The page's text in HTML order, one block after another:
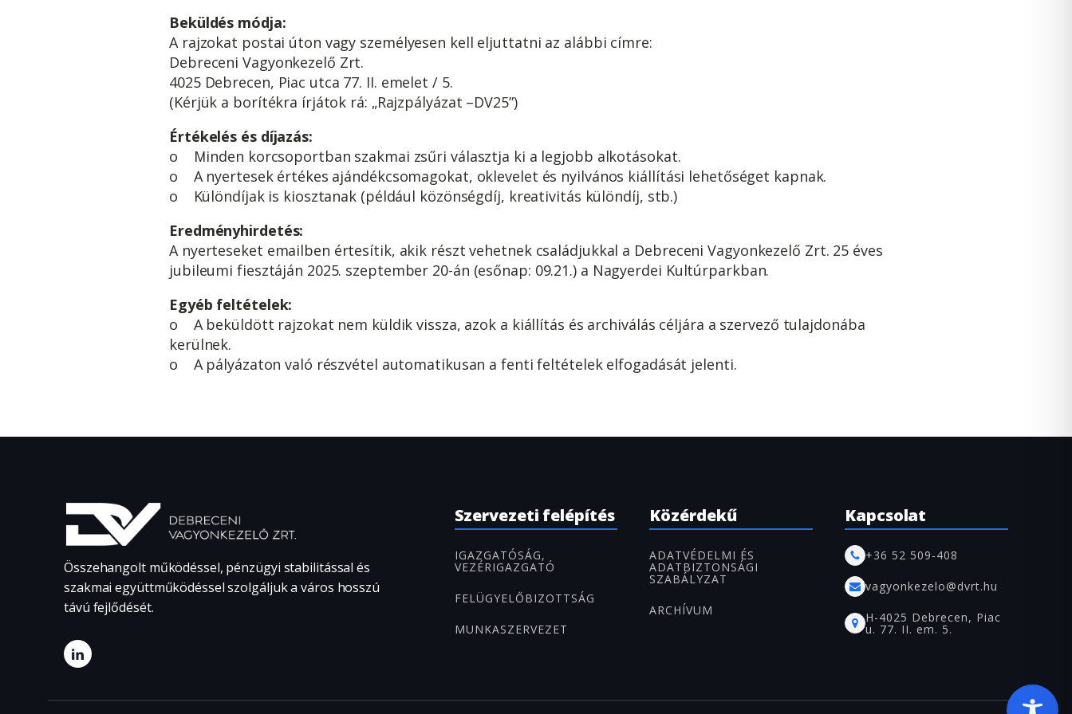
Beküldés módja:
A rajzokat postai úton vagy személyesen kell eljuttatni az alábbi címre:
Debreceni Vagyonkezelő Zrt.
4025 Debrecen, Piac utca 77. II. emelet / 5.
(Kérjük a borítékra írjátok rá: „Rajzpályázat –DV25”)
Értékelés és díjazás:
o Minden korcsoportban szakmai zsűri választja ki a legjobb alkotásokat.
o A nyertesek értékes ajándékcsomagokat, oklevelet és nyilvános kiállítási lehetőséget kapnak.
o Különdíjak is kiosztanak (például közönségdíj, kreativitás különdíj, stb.)
Eredményhirdetés:
A nyerteseket emailben értesítik, akik részt vehetnek családjukkal a Debreceni Vagyonkezelő Zrt. 25 éves
jubileumi fiesztáján 2025. szeptember 20-án (esőnap: 09.21.) a Nagyerdei Kultúrparkban.
Egyéb feltételek:
o A beküldött rajzokat nem küldik vissza, azok a kiállítás és archiválás céljára a szervező tulajdonába
kerülnek.
o A pályázaton való részvétel automatikusan a fenti feltételek elfogadását jelenti.
Összehangolt működéssel, pénzügyi stabilitással és
szakmai együttműködéssel szolgáljuk a város hosszú
távú fejlődését.
Szervezeti felépítés
IGAZGATÓSÁG,
VEZÉRIGAZGATÓ
FELÜGYELŐBIZOTTSÁG
MUNKASZERVEZET
Közérdekű
ADATVÉDELMI ÉS
ADATBIZTONSÁGI
SZABÁLYZAT
ARCHÍVUM
Kapcsolat
+36 52 509-408
vagyonkezelo@dvrt.hu
H-4025 Debrecen, Piac
u. 77. II. em. 5.